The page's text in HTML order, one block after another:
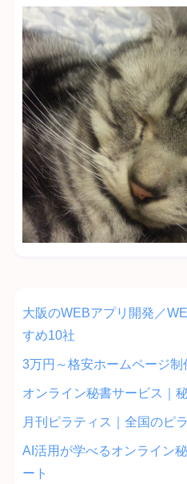
大阪のWEBアプリ開発／
すめ10社
3万円～格安ホームページ制
オンライン秘書サービス｜
月刊ピラティス｜全国のピ
AI活用が学べるオンライン
ート